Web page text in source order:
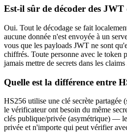
Est-il sûr de décoder des
Oui. Tout le décodage se fait
aucune donnée n'est envoyée à un
vous que les payloads JWT ne sont
chiffrés. Toute personne avec le token
jamais mettre de secrets dans les
Quelle est la différence entre
HS256 utilise une clé secrète
le vérificateur ont besoin du même
clés publique/privée (asymétrique) —
privée et n'importe qui peut vérifier